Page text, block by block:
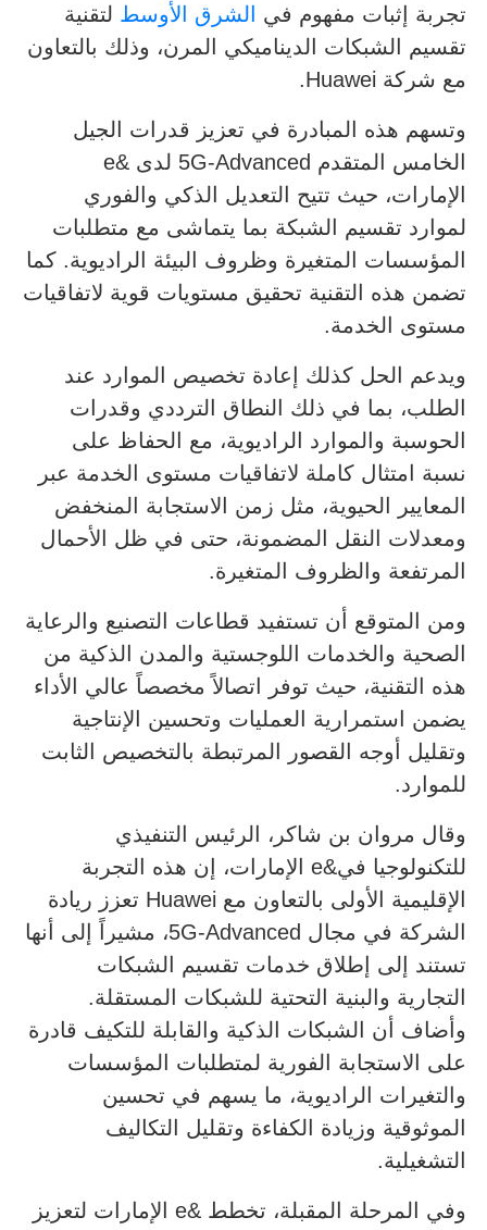
تجربة إثبات مفهوم في
الشرق الأوسط لتقنية
تقسيم الشبكات الديناميكي المرن، وذلك بالتعاون
مع شركة Huawei.
وتسهم هذه المبادرة في تعزيز قدرات الجيل
الخامس المتقدم 5G-Advanced لدى &e
الإمارات، حيث تتيح التعديل الذكي والفوري
لموارد تقسيم الشبكة بما يتماشى مع متطلبات
المؤسسات المتغيرة وظروف البيئة الراديوية. كما
تضمن هذه التقنية تحقيق مستويات قوية لاتفاقيات
مستوى الخدمة.
ويدعم الحل كذلك إعادة تخصيص الموارد عند
الطلب، بما في ذلك النطاق الترددي وقدرات
الحوسبة والموارد الراديوية، مع الحفاظ على
نسبة امتثال كاملة لاتفاقيات مستوى الخدمة عبر
المعايير الحيوية، مثل زمن الاستجابة المنخفض
ومعدلات النقل المضمونة، حتى في ظل الأحمال
المرتفعة والظروف المتغيرة.
ومن المتوقع أن تستفيد قطاعات التصنيع والرعاية
الصحية والخدمات اللوجستية والمدن الذكية من
هذه التقنية، حيث توفر اتصالاً مخصصاً عالي الأداء
يضمن استمرارية العمليات وتحسين الإنتاجية
وتقليل أوجه القصور المرتبطة بالتخصيص الثابت
للموارد.
وقال مروان بن شاكر، الرئيس التنفيذي
للتكنولوجيا في&e الإمارات، إن هذه التجربة
الإقليمية الأولى بالتعاون مع Huawei تعزز ريادة
الشركة في مجال 5G-Advanced، مشيراً إلى أنها
تستند إلى إطلاق خدمات تقسيم الشبكات
التجارية والبنية التحتية للشبكات المستقلة.
وأضاف أن الشبكات الذكية والقابلة للتكيف قادرة
على الاستجابة الفورية لمتطلبات المؤسسات
والتغيرات الراديوية، ما يسهم في تحسين
الموثوقية وزيادة الكفاءة وتقليل التكاليف
التشغيلية.
وفي المرحلة المقبلة، تخطط &e الإمارات لتعزيز